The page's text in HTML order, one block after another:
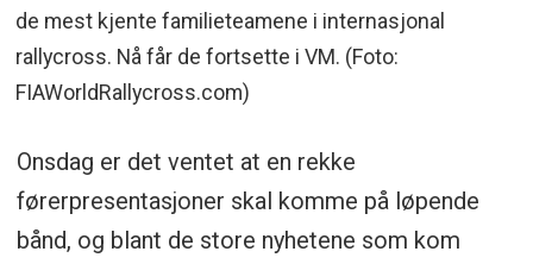
de mest kjente familieteamene i internasjonal
rallycross. Nå får de fortsette i VM. (Foto:
FIAWorldRallycross.com)
Onsdag er det ventet at en rekke
førerpresentasjoner skal komme på løpende
bånd, og blant de store nyhetene som kom